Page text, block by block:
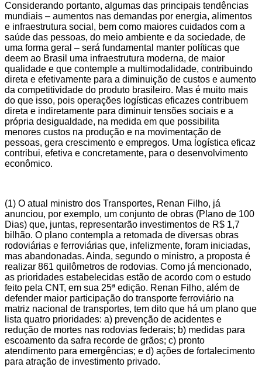
Considerando portanto, algumas das principais tendências
mundiais – aumentos nas demandas por energia, alimentos
e infraestrutura social, bem como maiores cuidados com a
saúde das pessoas, do meio ambiente e da sociedade, de
uma forma geral – será fundamental manter políticas que
deem ao Brasil uma infraestrutura moderna, de maior
qualidade e que contemple a multimodalidade, contribuindo
direta e efetivamente para a diminuição de custos e aumento
da competitividade do produto brasileiro. Mas é muito mais
do que isso, pois operações logísticas eficazes contribuem
direta e indiretamente para diminuir tensões sociais e a
própria desigualdade, na medida em que possibilita
menores custos na produção e na movimentação de
pessoas, gera crescimento e empregos. Uma logística eficaz
contribui, efetiva e concretamente, para o desenvolvimento
econômico.
(1) O atual ministro dos Transportes, Renan Filho, já
anunciou, por exemplo, um conjunto de obras (Plano de 100
Dias) que, juntas, representarão investimentos de R$ 1,7
bilhão. O plano contempla a retomada de diversas obras
rodoviárias e ferroviárias que, infelizmente, foram iniciadas,
mas abandonadas. Ainda, segundo o ministro, a proposta é
realizar 861 quilômetros de rodovias. Como já mencionado,
as prioridades estabelecidas estão de acordo com o estudo
feito pela CNT, em sua 25ª edição. Renan Filho, além de
defender maior participação do transporte ferroviário na
matriz nacional de transportes, tem dito que há um plano que
lista quatro prioridades: a) prevenção de acidentes e
redução de mortes nas rodovias federais; b) medidas para
escoamento da safra recorde de grãos; c) pronto
atendimento para emergências; e d) ações de fortalecimento
para atração de investimento privado.